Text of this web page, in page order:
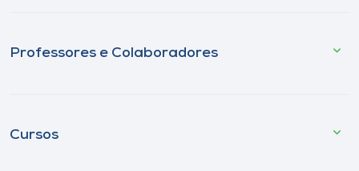
Professores e Colaboradores
Cursos